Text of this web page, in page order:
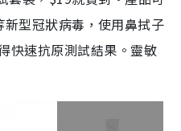
型冠狀病毒，使用鼻拭子
快速抗原測試結果。靈敏